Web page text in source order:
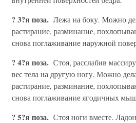
? 3?я поза. Лежа на боку. Можно
растирание, разминание,
снова поглаживание наружной
? 4?я поза. Стоя, расслабив
вес тела на другую ногу. Можно
растирание, разминание,
снова поглаживание ягодичных
? 5?я поза. Стоя ноги вместе.